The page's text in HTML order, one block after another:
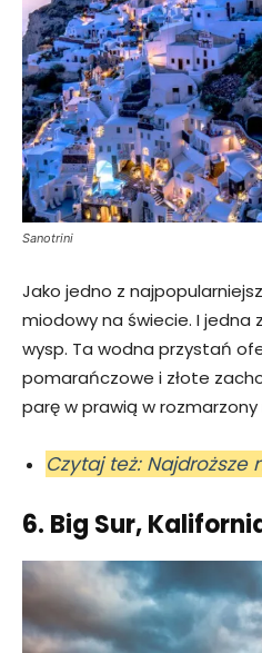
Sanotrini
Jako jedno z
miodowy na świecie. I jedna
wysp. Ta wodna przystań
pomarańczowe i złote
parę w prawią w rozmarzony
Czytaj też: Najdroższe
6. Big Sur,